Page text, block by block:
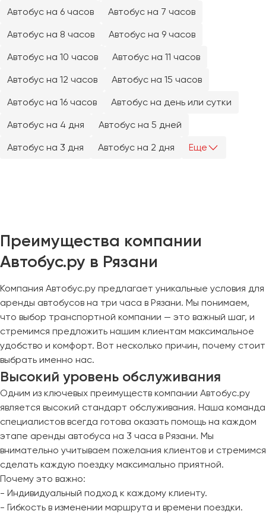
Автобус на 6 часов
Автобус на 7 часов
Автобус на 8 часов
Автобус на 9 часов
Автобус на 10 часов
Автобус на 11 часов
Автобус на 12 часов
Автобус на 15 часов
Автобус на 16 часов
Автобус на день или сутки
Автобус на 4 дня
Автобус на 5 дней
Автобус на 3 дня
Автобус на 2 дня Еще
Преимущества компании
Автобус.ру в Рязани
Компания Автобус.ру предлагает уникальные условия для
аренды автобусов на три часа в Рязани. Мы понимаем,
что выбор транспортной компании — это важный шаг, и
стремимся предложить нашим клиентам максимальное
удобство и комфорт. Вот несколько причин, почему стоит
выбрать именно нас.
Высокий уровень обслуживания
Одним из ключевых преимуществ компании Автобус.ру
является высокий стандарт обслуживания. Наша команда
специалистов всегда готова оказать помощь на каждом
этапе аренды автобуса на 3 часа в Рязани. Мы
внимательно учитываем пожелания клиентов и стремимся
сделать каждую поездку максимально приятной.
Почему это важно:
- Индивидуальный подход к каждому клиенту.
- Гибкость в изменении маршрута и времени поездки.
Челябинск
Чита
Ярославль